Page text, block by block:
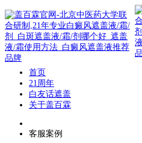
首页
21周年
白友话遮盖
关于盖百霖
客服案例